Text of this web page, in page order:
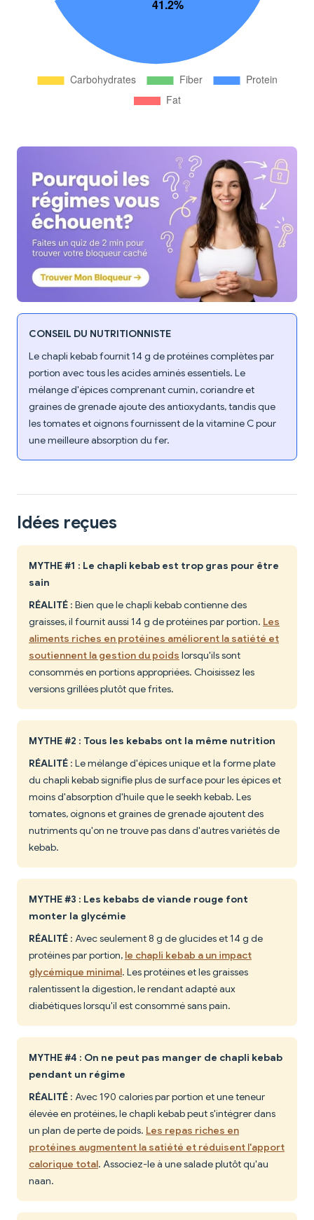
CONSEIL DU NUTRITIONNISTE
Le chapli kebab fournit 14 g de protéines complètes par
portion avec tous les acides aminés essentiels. Le
mélange d'épices comprenant cumin, coriandre et
graines de grenade ajoute des antioxydants, tandis que
les tomates et oignons fournissent de la vitamine C pour
une meilleure absorption du fer.
Idées reçues
MYTHE #1 : Le chapli kebab est trop gras pour être
sain
RÉALITÉ : Bien que le chapli kebab contienne des
graisses, il fournit aussi 14 g de protéines par portion. Les
aliments riches en protéines améliorent la satiété et
soutiennent la gestion du poids lorsqu'ils sont
consommés en portions appropriées. Choisissez les
versions grillées plutôt que frites.
MYTHE #2 : Tous les kebabs ont la même nutrition
RÉALITÉ : Le mélange d'épices unique et la forme plate
du chapli kebab signifie plus de surface pour les épices et
moins d'absorption d'huile que le seekh kebab. Les
tomates, oignons et graines de grenade ajoutent des
nutriments qu'on ne trouve pas dans d'autres variétés de
kebab.
MYTHE #3 : Les kebabs de viande rouge font
monter la glycémie
RÉALITÉ : Avec seulement 8 g de glucides et 14 g de
protéines par portion, le chapli kebab a un impact
glycémique minimal. Les protéines et les graisses
ralentissent la digestion, le rendant adapté aux
diabétiques lorsqu'il est consommé sans pain.
MYTHE #4 : On ne peut pas manger de chapli kebab
pendant un régime
RÉALITÉ : Avec 190 calories par portion et une teneur
élevée en protéines, le chapli kebab peut s'intégrer dans
un plan de perte de poids. Les repas riches en
protéines augmentent la satiété et réduisent l'apport
calorique total. Associez-le à une salade plutôt qu'au
naan.